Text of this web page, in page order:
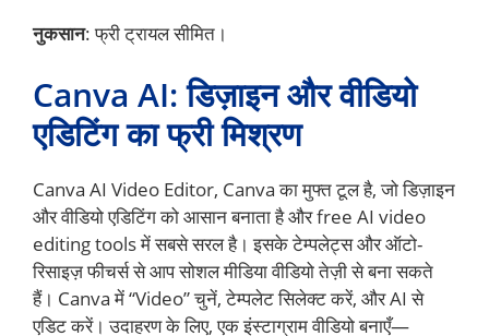
नुकसान: फ्री ट्रायल सीमित।
Canva AI: डिज़ाइन और वीडियो
एडिटिंग का फ्री मिश्रण
Canva AI Video Editor, Canva का मुफ्त टूल है, जो डिज़ाइन
और वीडियो एडिटिंग को आसान बनाता है और free AI video
editing tools में सबसे सरल है। इसके टेम्पलेट्स और ऑटो-
रिसाइज़ फीचर्स से आप सोशल मीडिया वीडियो तेज़ी से बना सकते
हैं। Canva में “Video” चुनें, टेम्पलेट सिलेक्ट करें, और AI से
एडिट करें। उदाहरण के लिए, एक इंस्टाग्राम वीडियो बनाएँ—